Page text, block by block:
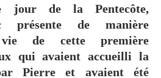
jour de la Pentecôte,
présente de manière
de cette première
qui avaient accueilli la
Pierre et avaient été